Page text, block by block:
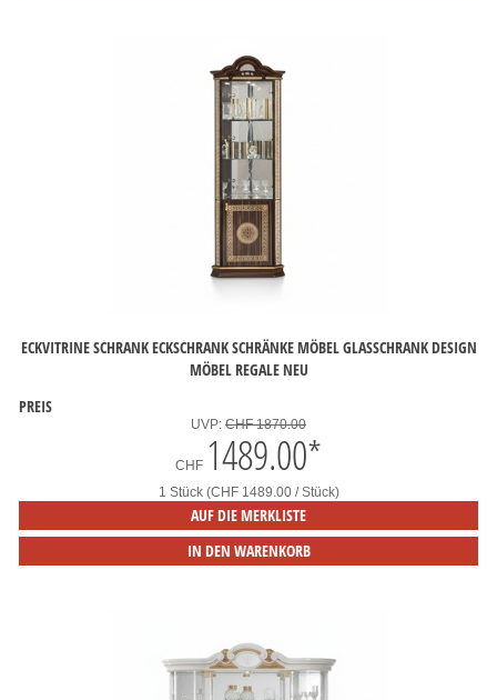
ECKVITRINE SCHRANK ECKSCHRANK SCHRÄNKE MÖBEL GLASSCHRANK DESIGN
MÖBEL REGALE NEU
PREIS
UVP: CHF 1870.00
CHF 1489.00*
1 Stück (CHF 1489.00 / Stück)
AUF DIE MERKLISTE
IN DEN WARENKORB